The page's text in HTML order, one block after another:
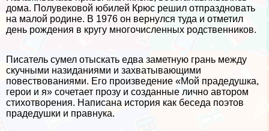
дома. Полувековой юбилей Крюс решил отпраздновать
на малой родине. В 1976 он вернулся туда и отметил
день рождения в кругу многочисленных родственников.
Писатель сумел отыскать едва заметную грань между
скучными назиданиями и захватывающими
повествованиями. Его произведение «Мой прадедушка,
герои и я» сочетает прозу и созданные лично автором
стихотворения. Написана история как беседа поэтов
прадедушки и правнука.